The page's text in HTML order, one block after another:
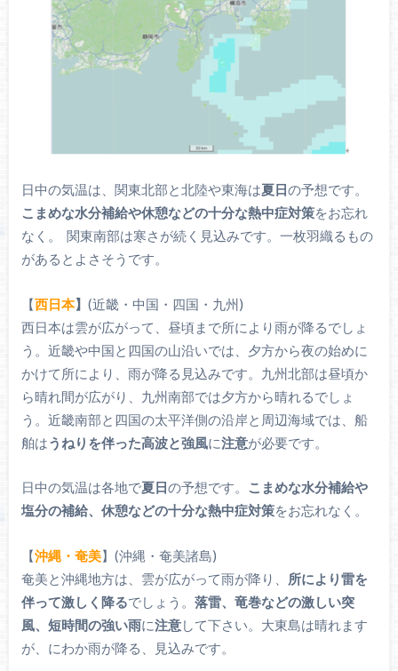
日中の気温は、関東北部と北陸や東海は夏日の予想です。
こまめな水分補給や休憩などの十分な熱中症対策をお忘れ
なく。 関東南部は寒さが続く見込みです。一枚羽織るもの
があるとよさそうです。
【西日本】 (近畿・中国・四国・九州)
西日本は雲が広がって、昼頃まで所により雨が降るでしょ
う。近畿や中国と四国の山沿いでは、夕方から夜の始めに
かけて所により、雨が降る見込みです。九州北部は昼頃か
ら晴れ間が広がり、九州南部では夕方から晴れるでしょ
う。近畿南部と四国の太平洋側の沿岸と周辺海域では、船
舶はうねりを伴った高波と強風に注意が必要です。
日中の気温は各地で夏日の予想です。 こまめな水分補給や
塩分の補給、休憩などの十分な熱中症対策をお忘れなく。
【沖縄・奄美】(沖縄・奄美諸島)
奄美と沖縄地方は、雲が広がって雨が降り、 所により雷を
伴って激しく降るでしょう。 落雷、竜巻などの激しい突
風、短時間の強い雨に注意して下さい。大東島は晴れます
が、にわか雨が降る、見込みです。